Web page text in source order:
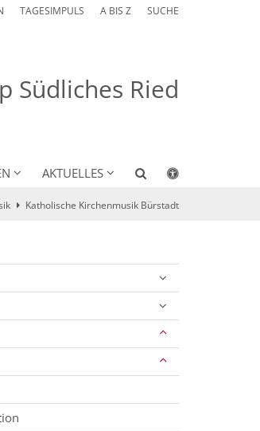
TAGESIMPULS A BIS Z SUCHE
Südliches Ried
AKTUELLES
Katholische Kirchenmusik Bürstadt